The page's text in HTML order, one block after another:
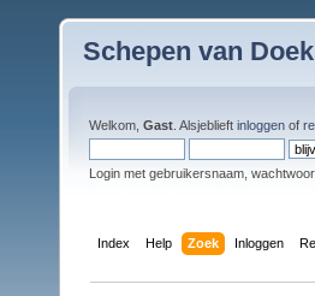
Schepen van
Welkom, Gast . Alsjeblieft inloggen of
Login met gebruikersnaam,
Index Help Zoek Inloggen